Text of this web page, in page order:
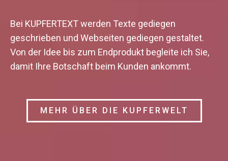
Bei KUPFERTEXT werden Texte gediegen
geschrieben und Webseiten gediegen gestaltet.
Von der Idee bis zum Endprodukt begleite ich Sie,
damit Ihre Botschaft beim Kunden ankommt.
MEHR ÜBER DIE KUPFERWELT